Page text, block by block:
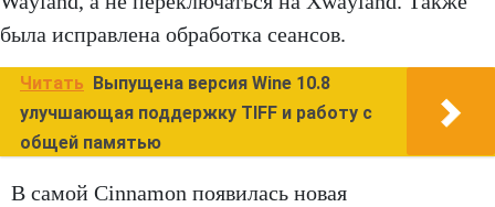
была исправлена обработка сеансов.
Читать
Выпущена версия Wine 10.8
улучшающая поддержку TIFF и работу с
общей памятью
В самой Cinnamon появилась новая